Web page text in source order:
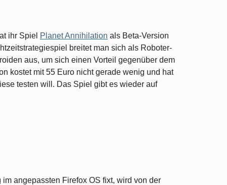
ihr Spiel Planet Annihilation als Beta-Version
breitet man sich als Roboter-
aus, um sich einen Vorteil gegenüber dem
kostet mit 55 Euro nicht gerade wenig und hat
testen will. Das Spiel gibt es wieder auf
angepassten Firefox OS fixt, wird von der